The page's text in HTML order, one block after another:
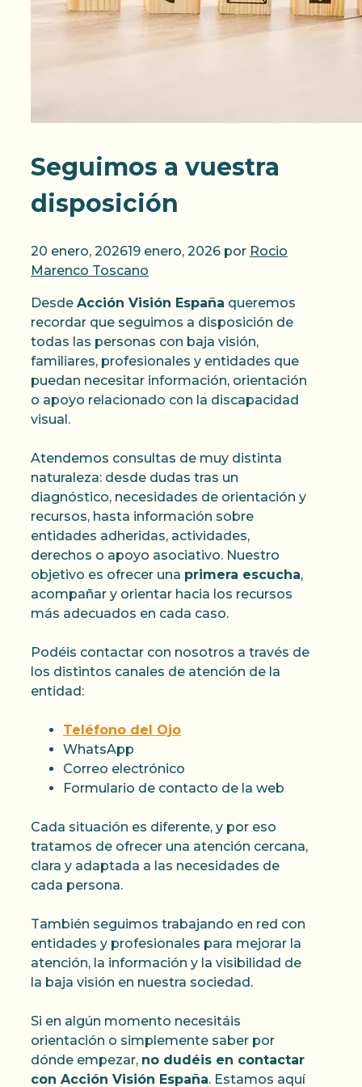
Seguimos a vuestra
disposición
20 enero, 202619 enero, 2026 por Rocio
Marenco Toscano
Desde Acción Visión España queremos
recordar que seguimos a disposición de
todas las personas con baja visión,
familiares, profesionales y entidades que
puedan necesitar información, orientación
o apoyo relacionado con la discapacidad
visual.
Atendemos consultas de muy distinta
naturaleza: desde dudas tras un
diagnóstico, necesidades de orientación y
recursos, hasta información sobre
entidades adheridas, actividades,
derechos o apoyo asociativo. Nuestro
objetivo es ofrecer una primera escucha,
acompañar y orientar hacia los recursos
más adecuados en cada caso.
Podéis contactar con nosotros a través de
los distintos canales de atención de la
entidad:
Teléfono del Ojo
WhatsApp
Correo electrónico
Formulario de contacto de la web
Cada situación es diferente, y por eso
tratamos de ofrecer una atención cercana,
clara y adaptada a las necesidades de
cada persona.
También seguimos trabajando en red con
entidades y profesionales para mejorar la
atención, la información y la visibilidad de
la baja visión en nuestra sociedad.
Si en algún momento necesitáis
orientación o simplemente saber por
dónde empezar, no dudéis en contactar
con Acción Visión España. Estamos aquí